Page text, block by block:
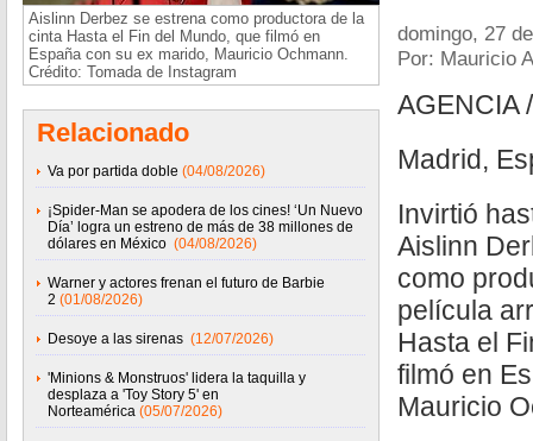
Aislinn Derbez se estrena como productora de la
cinta Hasta el Fin del Mundo, que filmó en
España con su ex marido, Mauricio Ochmann.
Crédito: Tomada de Instagram
Relacionado
Va por partida doble (04/08/2026)
¡Spider-Man se apodera de los cines! ‘Un Nuevo
Día’ logra un estreno de más de 38 millones de
dólares en México (04/08/2026)
Warner y actores frenan el futuro de Barbie
2 (01/08/2026)
Desoye a las sirenas (12/07/2026)
'Minions & Monstruos' lidera la taquilla y
desplaza a 'Toy Story 5' en
Norteamérica (05/07/2026)
domingo, 27
Por: Mauricio
AGENCIA
Madrid,
Invirtió
Aislinn
como
película
Hasta el
filmó en
Mauricio